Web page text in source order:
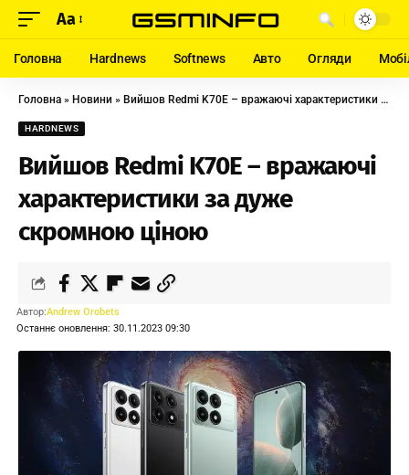
Aa
Головна Hardnews Softnews Авто Огляди
Головна » Новини » Вийшов Redmi K70E – вражаючі характеристики за дуже скромною ціною
HARDNEWS
Вийшов Redmi K70E – вражаючі
характеристики за дуже
скромною ціною
Останнє оновлення: 30.11.2023 09:30
Автор:Andrew Orobets